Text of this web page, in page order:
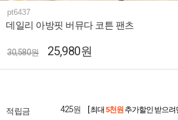
pt6437
데일리 아방핏 버뮤다 코튼 팬츠
30,580원 25,980원
적립금 425원 [ 최대 5천원 추가할인 받으려